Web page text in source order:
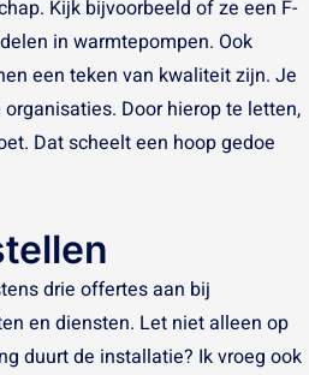
Kijk bijvoorbeeld of ze een F-
in warmtepompen. Ook
een teken van kwaliteit zijn. Je
Door hierop te letten,
Dat scheelt een hoop gedoe
drie offertes aan bij
en diensten. Let niet alleen op
duurt de installatie? Ik vroeg ook